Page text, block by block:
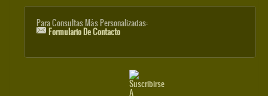
Para Consultas Más Personalizadas:
Formulario De Contacto